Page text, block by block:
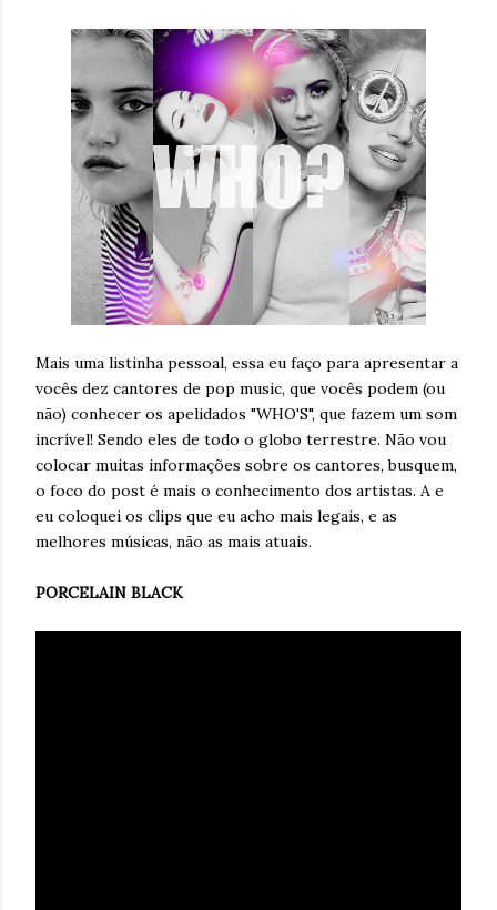
Mais uma listinha pessoal, essa eu faço para apresentar a
vocês dez cantores de pop music, que vocês podem (ou
não) conhecer os apelidados "WHO'S", que fazem um som
incrível! Sendo eles de todo o globo terrestre. Não vou
colocar muitas informações sobre os cantores, busquem,
o foco do post é mais o conhecimento dos artistas. A e
eu coloquei os clips que eu acho mais legais, e as
melhores músicas, não as mais atuais.
PORCELAIN BLACK